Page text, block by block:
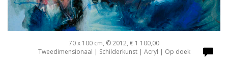
70 x 100 cm, © 2012, € 1 100,00
Tweedimensionaal | Schilderkunst | Acryl | Op doek